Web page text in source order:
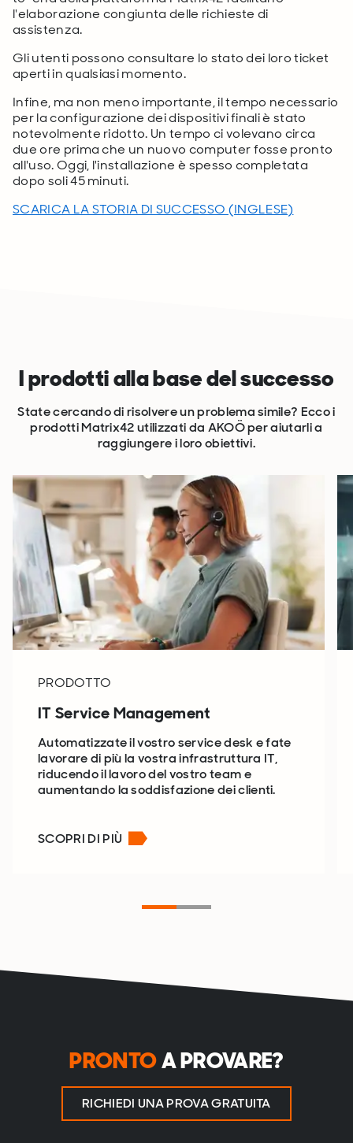
l'elaborazione congiunta delle richieste di
assistenza.
Gli utenti possono consultare lo stato dei loro ticket
aperti in qualsiasi momento.
Infine, ma non meno importante, il tempo necessario
per la configurazione dei dispositivi finali è stato
notevolmente ridotto. Un tempo ci volevano circa
due ore prima che un nuovo computer fosse pronto
all'uso. Oggi, l'installazione è spesso completata
dopo soli 45 minuti.
SCARICA LA STORIA DI SUCCESSO (INGLESE)
I prodotti alla base del successo
State cercando di risolvere un problema simile? Ecco i
prodotti Matrix42 utilizzati da AKOÖ per aiutarli a
raggiungere i loro obiettivi.
PRODOTTO
IT Service Management
Automatizzate il vostro service desk e fate
lavorare di più la vostra infrastruttura IT,
riducendo il lavoro del vostro team e
aumentando la soddisfazione dei clienti.
SCOPRI DI PIÙ
PRONTOA PROVARE?
RICHIEDI UNA PROVA GRATUITA